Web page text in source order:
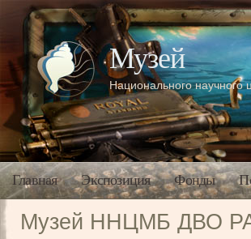
Музей
Национального
Главная Экспозиция Фонды
Музей ННЦМБ ДВО